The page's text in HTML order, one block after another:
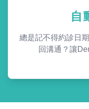
自
總是記不得約診日
回溝通？讓